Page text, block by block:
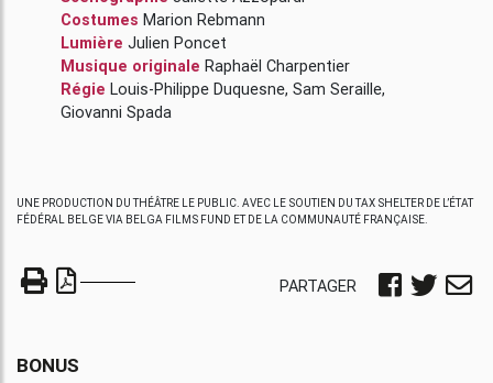
Costumes Marion Rebmann
Lumière Julien Poncet
Musique originale Raphaël Charpentier
Régie Louis-Philippe Duquesne, Sam Seraille,
Giovanni Spada
UNE PRODUCTION DU THÉÂTRE LE PUBLIC. AVEC LE SOUTIEN DU TAX SHELTER DE L’ÉTAT
FÉDÉRAL BELGE VIA BELGA FILMS FUND ET DE LA COMMUNAUTÉ FRANÇAISE.
PARTAGER
BONUS